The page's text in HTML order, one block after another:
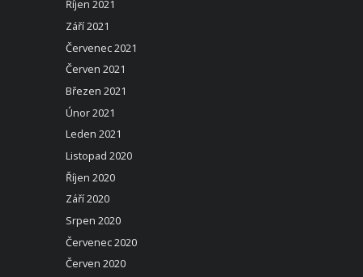
Říjen 2021
Září 2021
Červenec 2021
Červen 2021
Březen 2021
Únor 2021
Leden 2021
Listopad 2020
Říjen 2020
Září 2020
Srpen 2020
Červenec 2020
Červen 2020